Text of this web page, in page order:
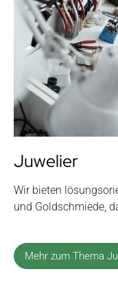
Juwelier
Wir bieten
und Goldschmiede,
Mehr zum Thema